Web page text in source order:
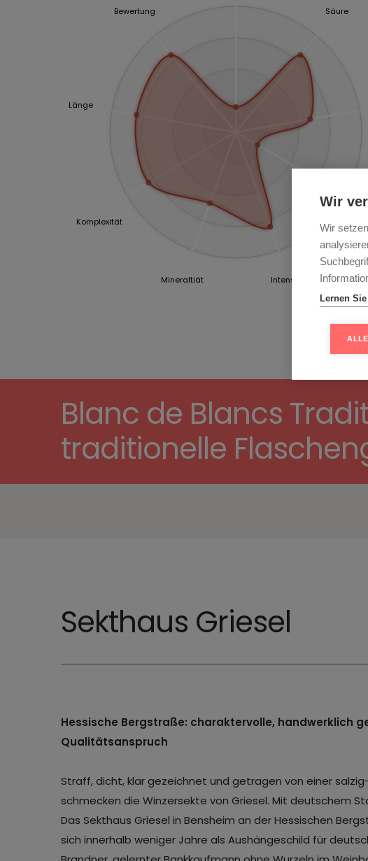
Säure
Intensität
Mineraltiät
Komplexität
Länge
Bewertung
Blanc de Blancs
traditionelle
Sekthaus Griesel
Hessische Bergstraße: charaktervolle, handwerklich
Qualitätsanspruch
Straff, dicht, klar gezeichnet und getragen von einer
schmecken die Winzersekte von Griesel. Mit deutschem
Das Sekthaus Griesel in Bensheim an der Hessischen
sich innerhalb weniger Jahre als Aushängeschild für
Wir
Wir
Lernen